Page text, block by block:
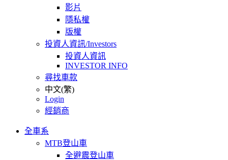
影片
隱私權
版權
投資人資訊/Investors
投資人資訊
INVESTOR INFO
尋找車款
中文(繁)
Login
經銷商
全車系
MTB登山車
全避震登山車